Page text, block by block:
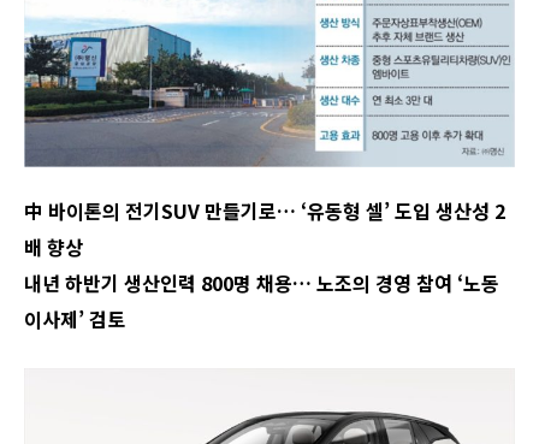
中 바이톤의 전기SUV 만들기로… ‘유동형 셀’ 도입 생산성 2
배 향상
내년 하반기 생산인력 800명 채용… 노조의 경영 참여 ‘노동
이사제’ 검토